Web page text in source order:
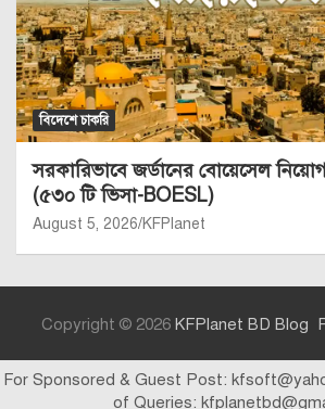
বিদেশে চাকরি
সরকারিভাবে জর্ডানের বোয়েসেল
(৫৩০ টি ভিসা-BOESL)
August 5, 2026 KFPlanet
Copyright © 2026 KFPlanet BD Blog
For Sponsored & Guest Post:
of Queries: